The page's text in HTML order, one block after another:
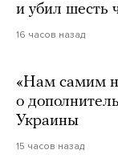
и убил шесть
16 часов назад
«Нам самим
о
Украины
15 часов назад